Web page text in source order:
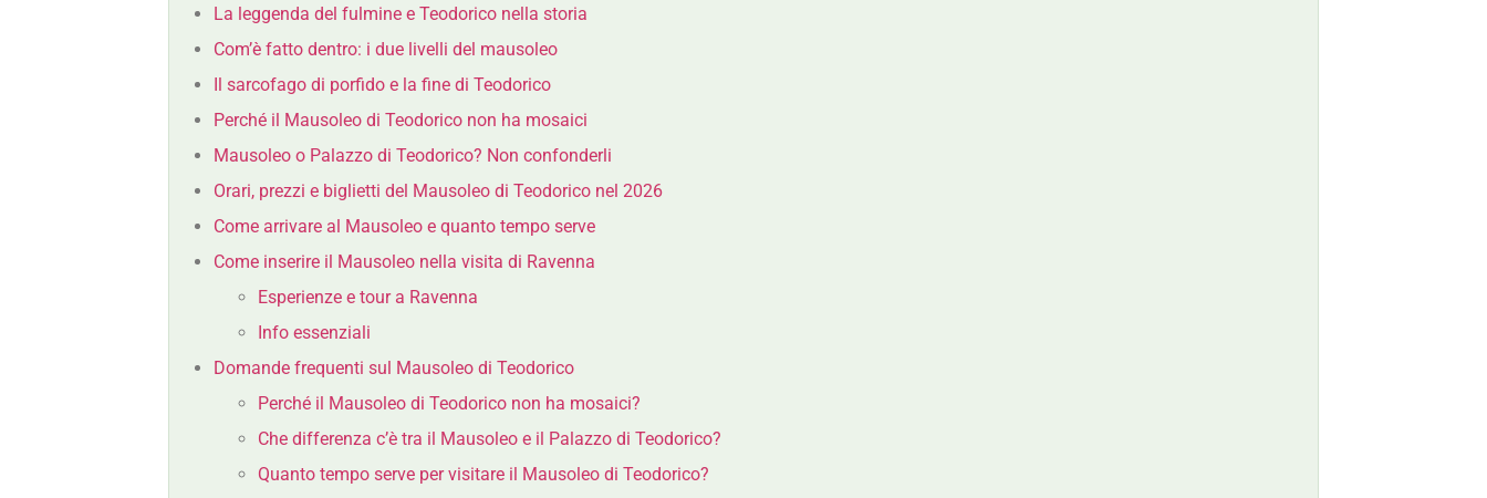
La leggenda del fulmine e Teodorico nella storia
Com’è fatto dentro: i due livelli del mausoleo
Il sarcofago di porfido e la fine di Teodorico
Perché il Mausoleo di Teodorico non ha mosaici
Mausoleo o Palazzo di Teodorico? Non confonderli
Orari, prezzi e biglietti del Mausoleo di Teodorico nel 2026
Come arrivare al Mausoleo e quanto tempo serve
Come inserire il Mausoleo nella visita di Ravenna
Esperienze e tour a Ravenna
Info essenziali
Domande frequenti sul Mausoleo di Teodorico
Perché il Mausoleo di Teodorico non ha mosaici?
Che differenza c’è tra il Mausoleo e il Palazzo di Teodorico?
Quanto tempo serve per visitare il Mausoleo di Teodorico?